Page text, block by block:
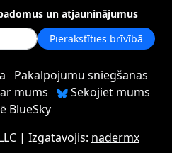
un atjauninājumus
Pierakstīties brīvībā
Pakalpojumu sniegšanas
mums
Sekojiet mums
BlueSky
| Izgatavojis: nadermx